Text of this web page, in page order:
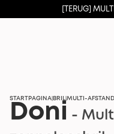
STARTPAGINA BRIL MULTI-
Doni -